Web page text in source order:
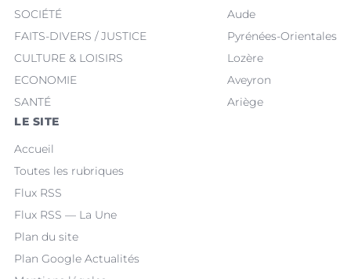
SOCIÉTÉ
FAITS-DIVERS / JUSTICE
CULTURE & LOISIRS
ECONOMIE
SANTÉ
Aude
Pyrénées-Orientales
Lozère
Aveyron
Ariège
LE SITE
Accueil
Toutes les rubriques
Flux RSS
Flux RSS — La Une
Plan du site
Plan Google Actualités